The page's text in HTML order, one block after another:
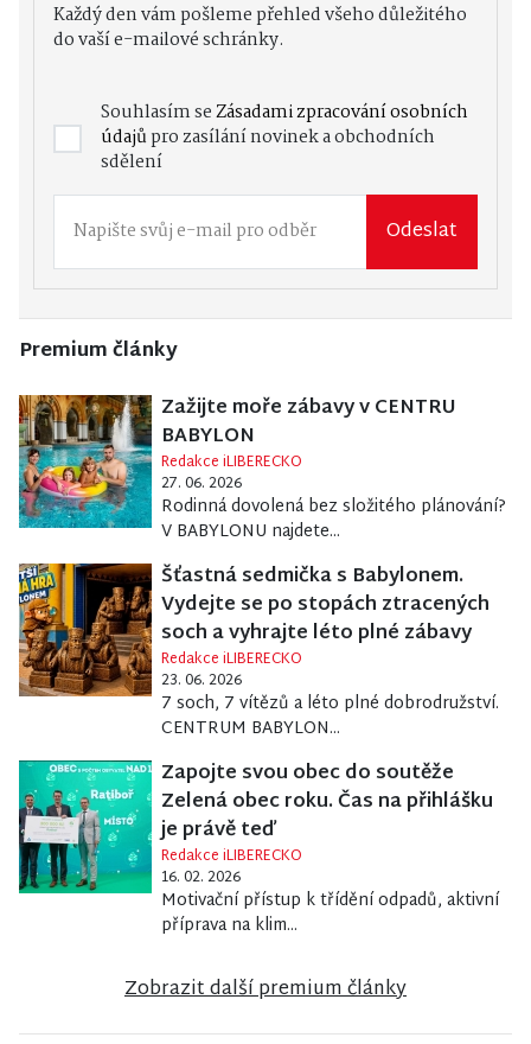
Každý den vám pošleme přehled všeho důležitého
do vaší e-mailové schránky.
Souhlasím seZásadami zpracování osobních
údajůpro zasílání novinek a obchodních
sdělení
Odeslat
Premium články
Zažijte moře zábavy v CENTRU
BABYLON
Redakce iLIBERECKO
27. 06. 2026
Rodinná dovolená bez složitého plánování?
V BABYLONU najdete...
Šťastná sedmička s Babylonem.
Vydejte se po stopách ztracených
soch a vyhrajte léto plné zábavy
Redakce iLIBERECKO
23. 06. 2026
7 soch, 7 vítězů a léto plné dobrodružství.
CENTRUM BABYLON...
Zapojte svou obec do soutěže
Zelená obec roku. Čas na přihlášku
je právě teď
Redakce iLIBERECKO
16. 02. 2026
Motivační přístup k třídění odpadů, aktivní
příprava na klim...
Zobrazit další premium články